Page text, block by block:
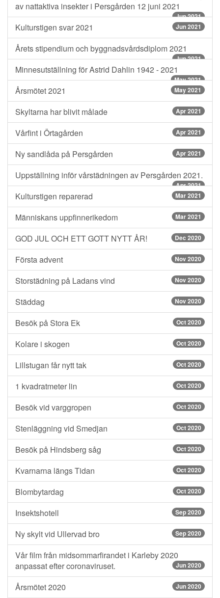
av nattaktiva insekter i Persgården 12 juni 2021
Jun 2021
Kulturstigen svar 2021 Jun 2021
Årets stipendium och byggnadsvårdsdiplom 2021
Jun 2021
Minnesutställning för Astrid Dahlin 1942 - 2021
May 2021
Årsmötet 2021 May 2021
Skyltarna har blivit målade Apr 2021
Vårfint i Örtagården Apr 2021
Ny sandlåda på Persgården Apr 2021
Uppställning inför vårstädningen av Persgården 2021.
Apr 2021
Kulturstigen reparerad Mar 2021
Människans uppfinnerikedom Mar 2021
GOD JUL OCH ETT GOTT NYTT ÅR! Dec 2020
Första advent Nov 2020
Storstädning på Ladans vind Nov 2020
Städdag Nov 2020
Besök på Stora Ek Oct 2020
Kolare i skogen Oct 2020
Lillstugan får nytt tak Oct 2020
1 kvadratmeter lin Oct 2020
Besök vid varggropen Oct 2020
Stenläggning vid Smedjan Oct 2020
Besök på Hindsberg såg Oct 2020
Kvarnarna längs Tidan Oct 2020
Blombytardag Oct 2020
Insektshotell Sep 2020
Ny skylt vid Ullervad bro Sep 2020
Vår film från midsommarfirandet i Karleby 2020
anpassat efter coronaviruset.
Jun 2020
Årsmötet 2020 Jun 2020